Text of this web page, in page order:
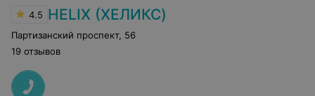
4.5 HELIX (ХЕЛИКС)
Партизанский проспект, 56
19 отзывов